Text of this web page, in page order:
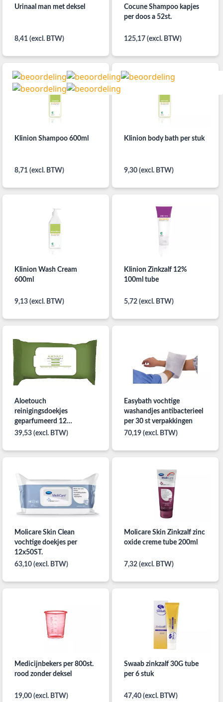
Urinaal man met deksel
8,41 (excl. BTW)
Cocune Shampoo kapjes
per doos a 52st.
125,17 (excl. BTW)
Klinion Shampoo 600ml
8,71 (excl. BTW)
Klinion body bath per stuk
9,30 (excl. BTW)
Klinion Wash Cream
600ml
9,13 (excl. BTW)
Klinion Zinkzalf 12%
100ml tube
5,72 (excl. BTW)
Aloetouch
reinigingsdoekjes
geparfumeerd 12
verpakkingen
39,53 (excl. BTW)
Easybath vochtige
washandjes antibacterieel
per 30 st verpakkingen
70,19 (excl. BTW)
Molicare Skin Clean
vochtige doekjes per
12x50ST.
63,10 (excl. BTW)
Molicare Skin Zinkzalf zinc
oxide creme tube 200ml
7,32 (excl. BTW)
Medicijnbekers per 800st.
rood zonder deksel
19,00 (excl. BTW)
Swaab zinkzalf 30G tube
per 6 stuk
47,40 (excl. BTW)